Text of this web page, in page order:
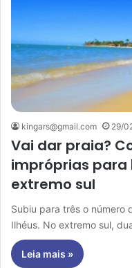
kingars@gmail.com 29/
Vai dar praia?
impróprias para
extremo sul
Subiu para três o número
Ilhéus. No extremo sul,
Leia mais »